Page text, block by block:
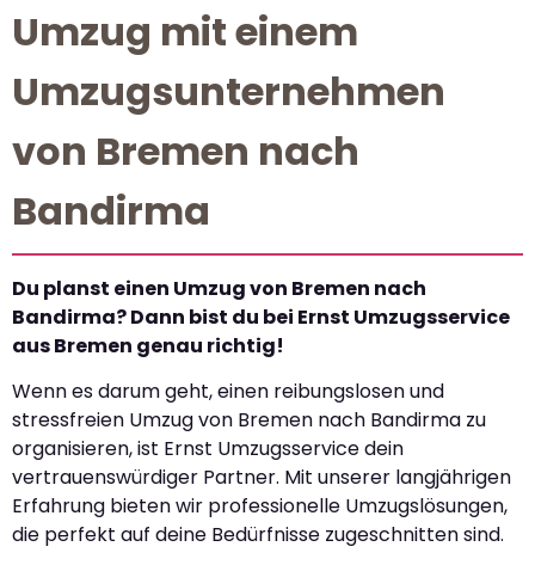
Umzug mit einem
Umzugsunternehmen
von Bremen nach
Bandirma
Du planst einen Umzug von Bremen nach
Bandirma? Dann bist du bei Ernst Umzugsservice
aus Bremen genau richtig!
Wenn es darum geht, einen reibungslosen und
stressfreien Umzug von Bremen nach Bandirma zu
organisieren, ist Ernst Umzugsservice dein
vertrauenswürdiger Partner. Mit unserer langjährigen
Erfahrung bieten wir professionelle Umzugslösungen,
die perfekt auf deine Bedürfnisse zugeschnitten sind.